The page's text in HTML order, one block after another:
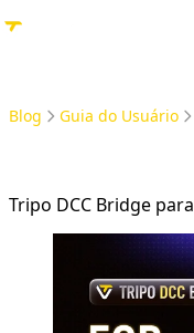
Blog
Guia do Usuário
Tripo DCC Bridge